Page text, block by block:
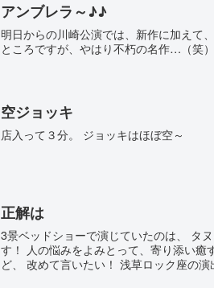
アンブレラ～♪♪
明日からの川崎公演では、新作に加えて
ところですが、やはり不朽の名作…（笑
空ジョッキ
店入って３分。 ジョッキはほぼ空～
正解は
3景ベッドショーで演じていたのは、 タ
す！ 人の悩みをよみとって、寄り添い
ど、 改めて言いたい！ 浅草ロック座の